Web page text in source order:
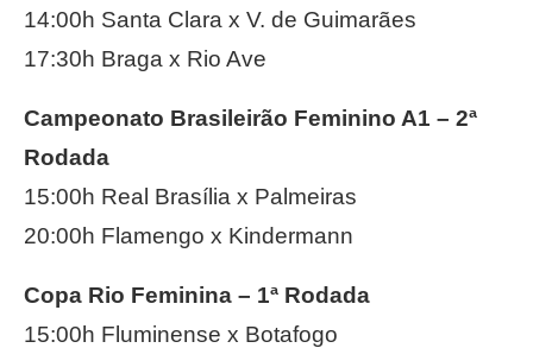
14:00h Santa Clara x V. de Guimarães
17:30h Braga x Rio Ave
Campeonato Brasileirão Feminino A1 – 2ª
Rodada
15:00h Real Brasília x Palmeiras
20:00h Flamengo x Kindermann
Copa Rio Feminina – 1ª Rodada
15:00h Fluminense x Botafogo